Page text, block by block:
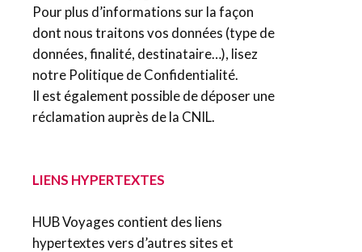
Pour plus d’informations sur la façon
dont nous traitons vos données (type de
données, finalité, destinataire…), lisez
notre Politique de Confidentialité.
Il est également possible de déposer une
réclamation auprès de la CNIL.
LIENS HYPERTEXTES
HUB Voyages contient des liens
hypertextes vers d’autres sites et